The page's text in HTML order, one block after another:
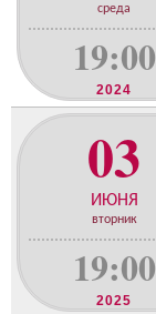
среда
19:00
2024
03
ИЮНЯ
вторник
19:00
2025